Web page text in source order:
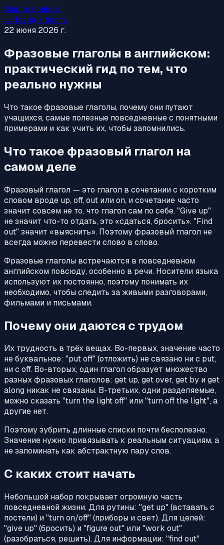
Skip to content
←Назад к блогу
22 июня 2026 г.
Фразовые глаголы в английском:
практический гид по тем, что
реально нужны
Что такое фразовые глаголы, почему они путают
учащихся, самые полезные повседневные с понятными
примерами и как учить их, чтобы запомнились.
Что такое фразовый глагол на
самом деле
Фразовый глагол — это глагол в сочетании с коротким
словом вроде up, off, out или on, и сочетание часто
значит совсем не то, что глагол сам по себе. "Give up"
не значит что-то отдать, это «сдаться, бросить». "Find
out" значит «выяснить». Поэтому фразовый глагол не
всегда можно перевести слово в слово.
Фразовые глаголы встречаются в повседневном
английском повсюду, особенно в речи. Носители языка
используют их постоянно, поэтому понимать их
необходимо, чтобы следить за живыми разговорами,
фильмами и письмами.
Почему они даются с трудом
Их трудность в трёх вещах. Во-первых, значение часто
не буквальное: "put off" (отложить) не связано ни с put,
ни с off. Во-вторых, один глагол образует множество
разных фразовых глаголов: get up, get over, get by и get
along никак не связаны. В-третьих, одни разделяемые,
можно сказать "turn the light off" или "turn off the light", а
другие нет.
Поэтому зубрить длинные списки почти бесполезно.
Значение нужно привязывать к реальным ситуациям, а
не запоминать как абстрактную пару слов.
С каких стоит начать
Небольшой набор покрывает огромную часть
повседневной жизни. Для рутины: "get up" (вставать с
постели) и "turn on/off" (приборы и свет). Для целей:
"give up" (бросить) и "figure out" или "work out"
(разобраться, решить). Для информации: "find out"